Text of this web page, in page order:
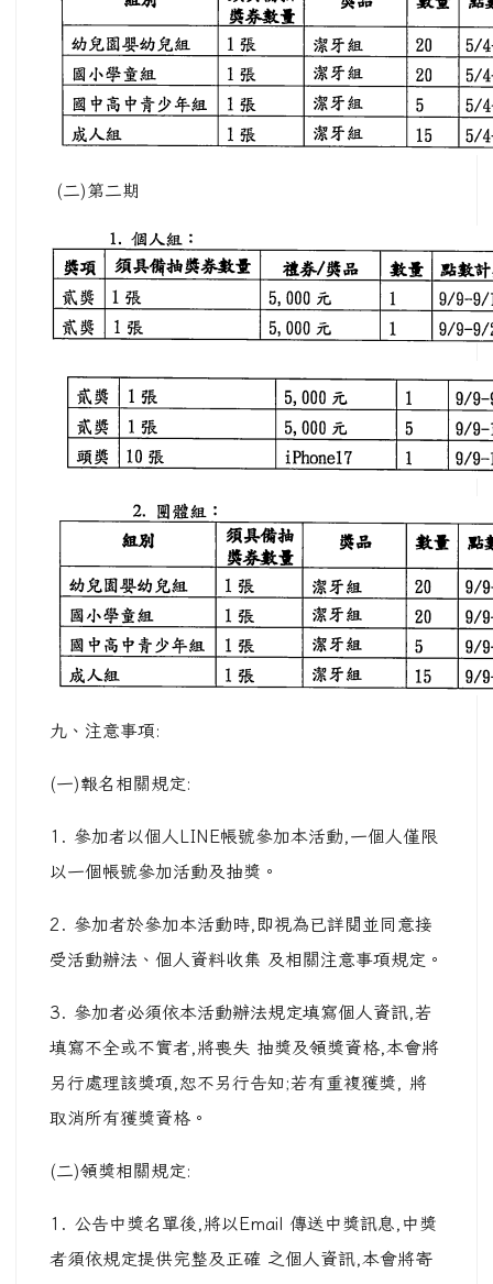
(二)第二期
九、注意事項:
(一)報名相關規定:
1. 參加者以個人LINE帳號參加本活動,一個人僅限
以一個帳號參加活動及抽獎。
2. 參加者於參加本活動時,即視為已詳閱並同意接
受活動辦法、個人資料收集 及相關注意事項規定。
3. 參加者必須依本活動辦法規定填寫個人資訊,若
填寫不全或不實者,將喪失 抽獎及領獎資格,本會將
另行處理該獎項,恕不另行告知;若有重複獲獎, 將
取消所有獲獎資格。
(二)領獎相關規定:
1. 公告中獎名單後,將以Email 傳送中獎訊息,中獎
者須依規定提供完整及正確 之個人資訊,本會將寄